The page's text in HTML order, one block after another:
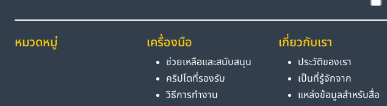
หมวดหมู่ เครื่องมือ
ช่วยเหลือและสนับสนุน
คริปโตที่รองรับ
วิธีการทำงาน
เกี่ยวกับเรา
ประวัติของเรา
เป็นที่รู้จักจาก
แหล่งข้อมูลสำหรับสื่อ